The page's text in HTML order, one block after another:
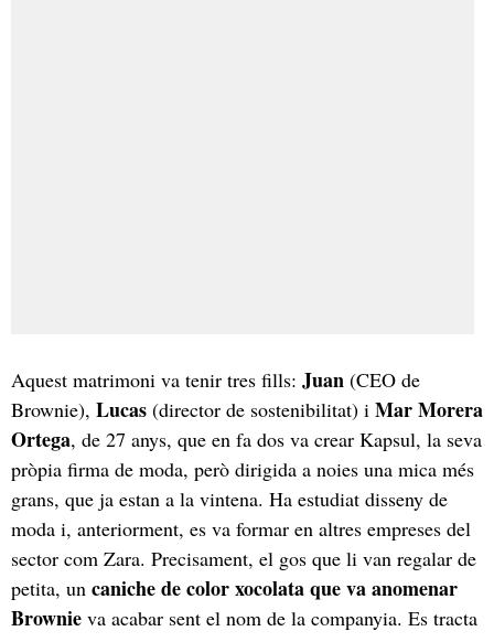
Aquest matrimoni va tenir tres fills: Juan (CEO de
Brownie), Lucas (director de sostenibilitat) i Mar Morera
Ortega, de 27 anys, que en fa dos va crear Kapsul, la seva
pròpia firma de moda, però dirigida a noies una mica més
grans, que ja estan a la vintena. Ha estudiat disseny de
moda i, anteriorment, es va formar en altres empreses del
sector com Zara. Precisament, el gos que li van regalar de
petita, un caniche de color xocolata que va anomenar
Brownie va acabar sent el nom de la companyia. Es tracta